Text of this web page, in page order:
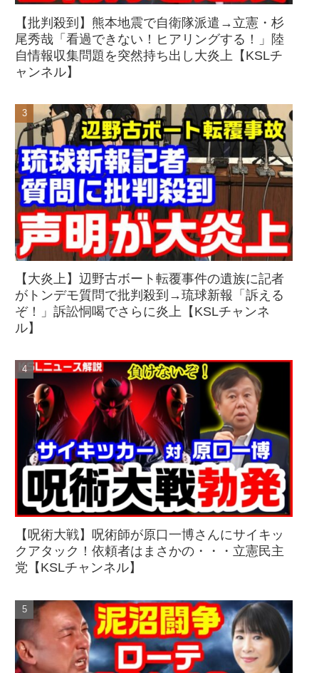
【批判殺到】熊本地震で自衛隊派遣→立憲・杉
尾秀哉「看過できない！ヒアリングする！」陸
自情報収集問題を突然持ち出し大炎上【KSLチ
ャンネル】
【大炎上】辺野古ボート転覆事件の遺族に記者
がトンデモ質問で批判殺到→琉球新報「訴える
ぞ！」訴訟恫喝でさらに炎上【KSLチャンネ
ル】
【呪術大戦】呪術師が原口一博さんにサイキッ
クアタック！依頼者はまさかの・・・立憲民主
党【KSLチャンネル】